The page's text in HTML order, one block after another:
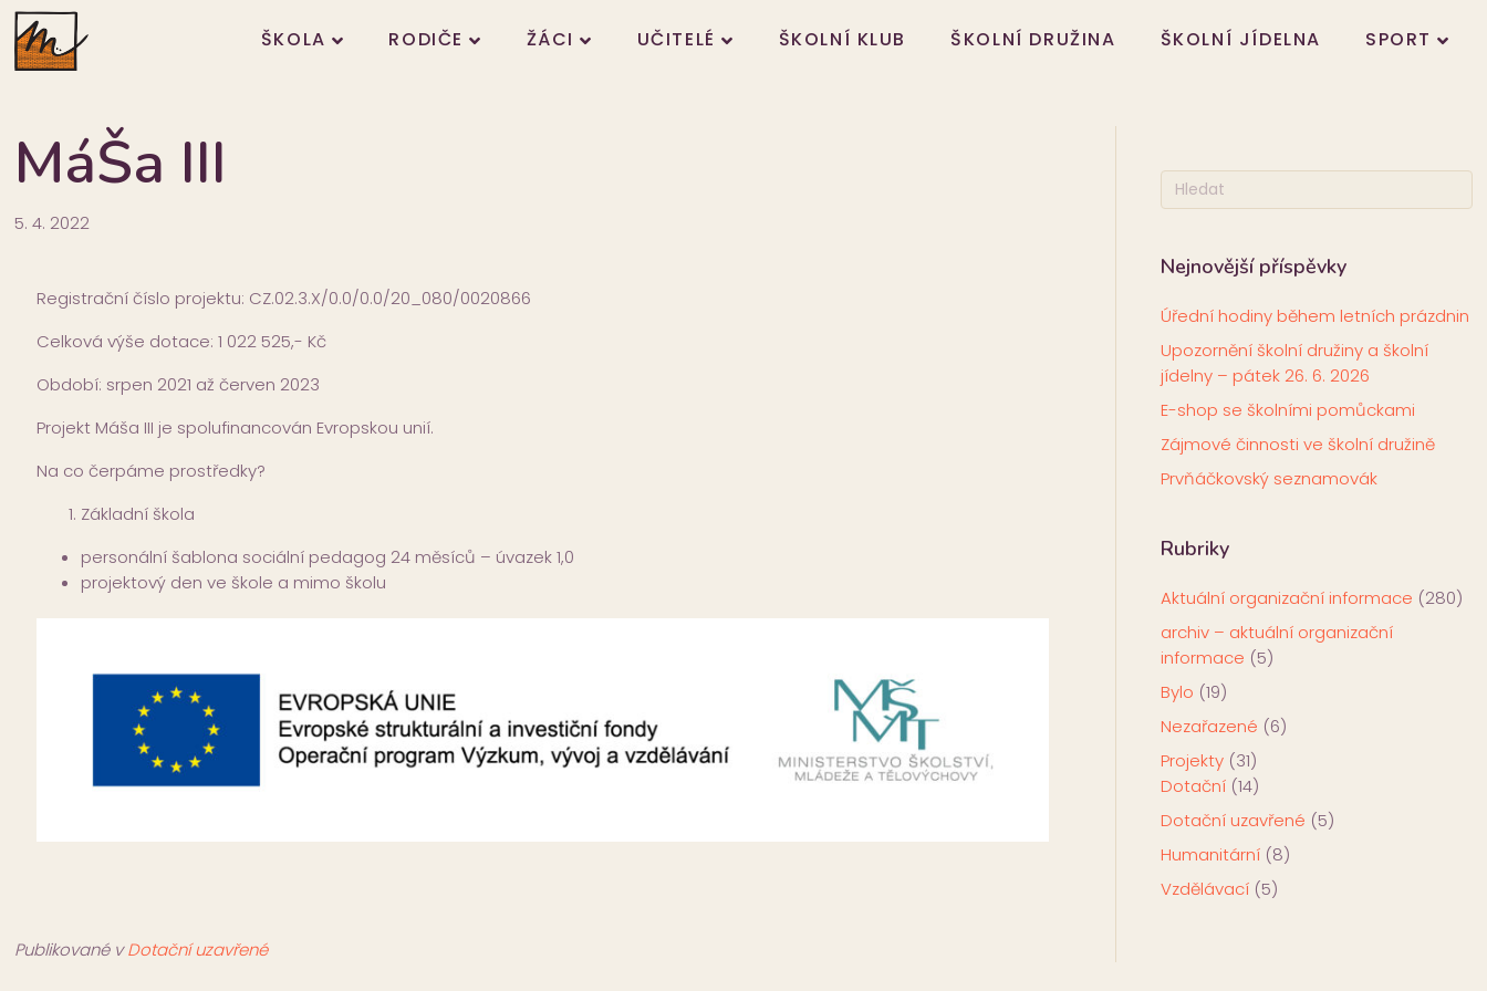
ŠKOLA RODIČE ŽÁCI UČITELÉ ŠKOLNÍ KLUB ŠKOLNÍ DRUŽINA ŠKOLNÍ JÍDELNA SPORT
MáŠa III
5. 4. 2022
Registrační číslo projektu: CZ.02.3.X/0.0/0.0/20_080/0020866
Celková výše dotace: 1 022 525,- Kč
Období: srpen 2021 až červen 2023
Projekt Máša III je spolufinancován Evropskou unií.
Na co čerpáme prostředky?
Základní škola
personální šablona sociální pedagog 24 měsíců – úvazek 1,0
projektový den ve škole a mimo školu
Publikované vDotační uzavřené
Nejnovější příspěvky
Úřední hodiny během letních prázdnin
Upozornění školní družiny a školní
jídelny – pátek 26. 6. 2026
E-shop se školními pomůckami
Zájmové činnosti ve školní družině
Prvňáčkovský seznamovák
Rubriky
Aktuální organizační informace (280)
archiv – aktuální organizační
informace (5)
Bylo (19)
Nezařazené (6)
Projekty(31)
Dotační(14)
Dotační uzavřené (5)
Humanitární(8)
Vzdělávací(5)